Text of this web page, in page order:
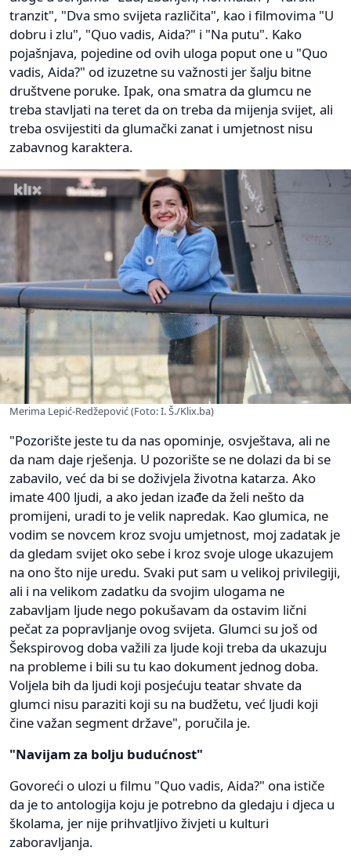
tranzit", "Dva smo svijeta različita", kao i filmovima "U
dobru i zlu", "Quo vadis, Aida?" i "Na putu". Kako
pojašnjava, pojedine od ovih uloga poput one u "Quo
vadis, Aida?" od izuzetne su važnosti jer šalju bitne
društvene poruke. Ipak, ona smatra da glumcu ne
treba stavljati na teret da on treba da mijenja svijet, ali
treba osvijestiti da glumački zanat i umjetnost nisu
zabavnog karaktera.
Merima Lepić-Redžepović (Foto: I. Š./Klix.ba)
"Pozorište jeste tu da nas opominje, osvještava, ali ne
da nam daje rješenja. U pozorište se ne dolazi da bi se
zabavilo, već da bi se doživjela životna katarza. Ako
imate 400 ljudi, a ako jedan izađe da želi nešto da
promijeni, uradi to je velik napredak. Kao glumica, ne
vodim se novcem kroz svoju umjetnost, moj zadatak je
da gledam svijet oko sebe i kroz svoje uloge ukazujem
na ono što nije uredu. Svaki put sam u velikoj privilegiji,
ali i na velikom zadatku da svojim ulogama ne
zabavljam ljude nego pokušavam da ostavim lični
pečat za popravljanje ovog svijeta. Glumci su još od
Šekspirovog doba važili za ljude koji treba da ukazuju
na probleme i bili su tu kao dokument jednog doba.
Voljela bih da ljudi koji posjećuju teatar shvate da
glumci nisu paraziti koji su na budžetu, već ljudi koji
čine važan segment države", poručila je.
"Navijam za bolju budućnost"
Govoreći o ulozi u filmu "Quo vadis, Aida?" ona ističe
da je to antologija koju je potrebno da gledaju i djeca u
školama, jer nije prihvatljivo živjeti u kulturi
zaboravljanja.